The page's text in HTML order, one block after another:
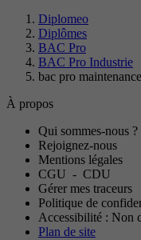
Diplomeo
Diplômes
BAC Pro
BAC Pro Industrie
bac pro
À propos
Qui sommes-nous ?
Rejoignez-nous
Mentions légales
CGU - CDU
Gérer mes traceurs
Politique de
Accessibilité : Non
Plan de site